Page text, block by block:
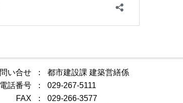
い合せ
都市建設課 建築営繕係
話番号
029-267-5111
FAX
029-266-3577